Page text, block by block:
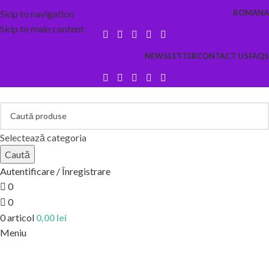
Skip to navigation
Skip to main content
ROMANA
NEWSLETTERCONTACT USFAQS
Selectează categoria
Caută
Autentificare / Înregistrare
0
0
0articol 0,00 lei
Meniu